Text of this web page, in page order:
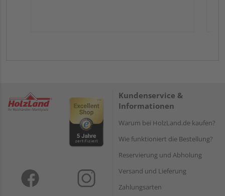
Kundenservice &
Informationen
Warum bei HolzLand.de kaufen?
Wie funktioniert die Bestellung?
Reservierung und Abholung
Versand und Lieferung
Zahlungsarten